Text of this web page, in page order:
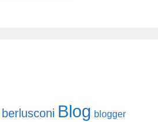
berlusconi Blog blogger